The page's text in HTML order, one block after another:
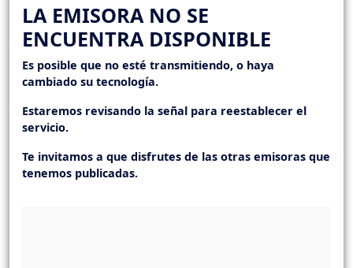
LA EMISORA NO SE
ENCUENTRA DISPONIBLE
Es posible que no esté transmitiendo, o haya
cambiado su tecnología.
Estaremos revisando la señal para reestablecer el
servicio.
Te invitamos a que disfrutes de las otras emisoras que
tenemos publicadas.